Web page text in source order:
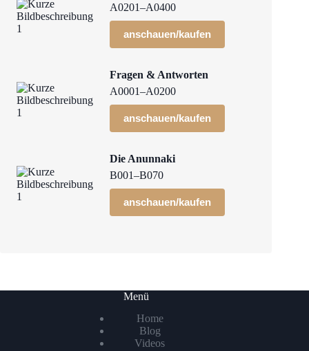
A0201–A0400
anschauen/kaufen
Fragen & Antworten
A0001–A0200
anschauen/kaufen
Die Anunnaki
B001–B070
anschauen/kaufen
Menü
Home
Blog
Videos